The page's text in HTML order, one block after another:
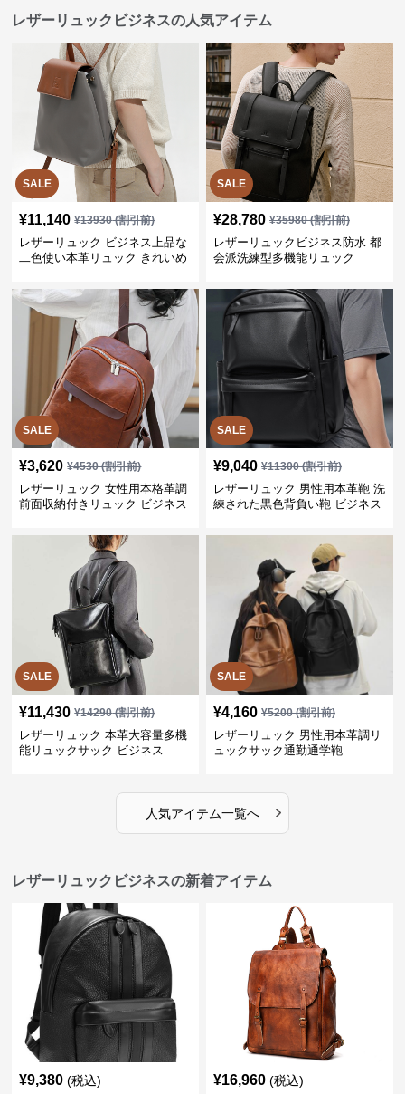
レザーリュックビジネスの人気アイテム
SALE
¥11,140 ¥13930(割引前)
レザーリュック ビジネス上品な
二色使い本革リュック きれいめ
SALE
¥28,780 ¥35980(割引前)
レザーリュックビジネス防水 都
会派洗練型多機能リュック
SALE
¥3,620 ¥4530(割引前)
レザーリュック 女性用本格革調
前面収納付きリュック ビジネス
SALE
¥9,040 ¥11300(割引前)
レザーリュック 男性用本革鞄 洗
練された黒色背負い鞄 ビジネス
SALE
¥11,430 ¥14290(割引前)
レザーリュック 本革大容量多機
能リュックサック ビジネス
SALE
¥4,160 ¥5200(割引前)
レザーリュック 男性用本革調リ
ュックサック通勤通学鞄
人気アイテム一覧へ ›
レザーリュックビジネスの新着アイテム
¥9,380 (税込) ¥16,960 (税込)